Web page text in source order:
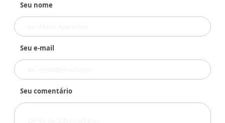
Seu nome
Seu e-mail
Seu comentário